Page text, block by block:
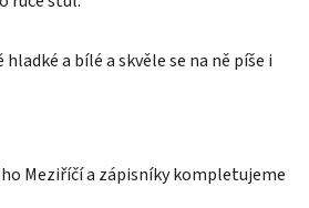
a bílé a skvěle se na ně píše i
Meziříčí a zápisníky kompletujeme